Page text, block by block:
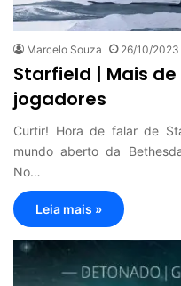
Marcelo Souza 26/10/2023
Starfield | Mais de
jogadores
Curtir! Hora de falar de
mundo aberto da
No…
Leia mais »